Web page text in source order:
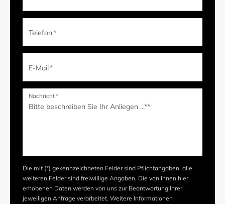
Telefon*
E-Mail*
Nachricht*
Die mit (*) gekennzeichneten Felder sind Pflichtangaben, alle
weiteren Felder sind freiwillige Angaben. Die von Ihnen hier
erhobenen Daten werden von uns zur Beantwortung Ihrer
jeweiligen Anfrage verarbeitet. Weitere Informationen